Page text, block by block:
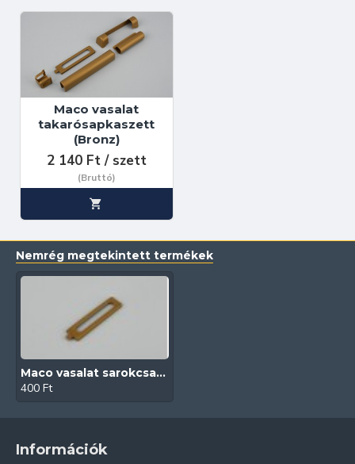
Maco vasalat
takarósapkaszett
(Bronz)
2 140 Ft / szett
(Bruttó)
Nemrég megtekintett termékek
Maco vasalat sarokcsapágyhoz hosszú takaró (Bronz)
400 Ft
Információk